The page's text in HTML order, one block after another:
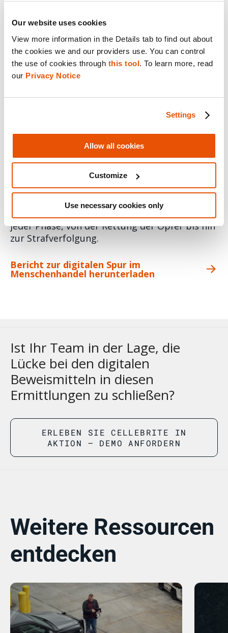
Our website uses cookies
View more information in the Details tab to find out about
the cookies we and our providers use. You can control
the use of cookies through this tool. To learn more, read
our Privacy Notice
Settings
Allow all cookies
Customize
Use necessary cookies only
Menschenhändler nutzen verschlüsselte
grenzüberschreitende digitale Infrastruktur.
Cellebrite stellt den für die Bekämpfung des
Menschenhandels zuständigen Stellen die
nötigen Lösungen zur Verfügung, um
Beweismittel von diesen Geräten zu sichern,
kriminelle Netzwerke aufzudecken und
Informationen sicher auszutauschen — in
jeder Phase, von der Rettung der Opfer bis hin
zur Strafverfolgung.
Bericht zur digitalen Spur im
Menschenhandel herunterladen
Ist Ihr Team in der Lage, die
Lücke bei den digitalen
Beweismitteln in diesen
Ermittlungen zu schließen?
ERLEBEN SIE CELLEBRITE IN
AKTION – DEMO ANFORDERN
Weitere Ressourcen
entdecken